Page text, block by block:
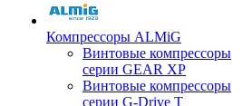
Компрессоры ALMiG
Винтовые компрессоры
серии GEAR XP
Винтовые компрессоры
серии G-Drive T